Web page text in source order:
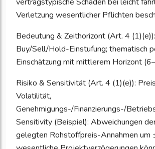
Verletzung wesentlicher Pflichten
Bedeutung & Zeithorizont (Art. 4
Buy/Sell/Hold-Einstufung; thematisch
Einschätzung mit mittlerem Horizont
Risiko & Sensitivität (Art. 4 (1)(e)):
Volatilität,
Genehmigungs-/Finanzierungs-/
Sensitivity (Beispiel): Abweichungen
gelegten Rohstoffpreis-Annahmen um